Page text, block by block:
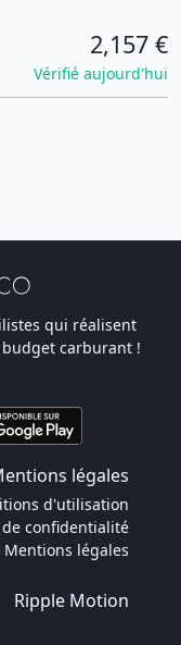
2,157 €
Vérifié aujourd'hui
qui réalisent
carburant !
légales
d'utilisation
confidentialité
Mentions légales
Ripple Motion